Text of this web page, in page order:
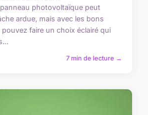
photovoltaïque peut
ardue, mais avec les bons
faire un choix éclairé qui
7 min de lecture →